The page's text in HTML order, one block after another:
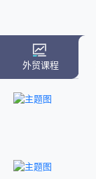
外贸课程